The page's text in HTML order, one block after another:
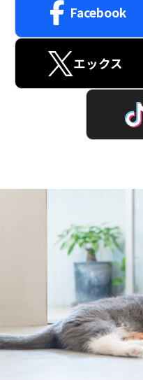
Facebook
エックス